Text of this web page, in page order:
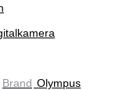
Brand Olympus